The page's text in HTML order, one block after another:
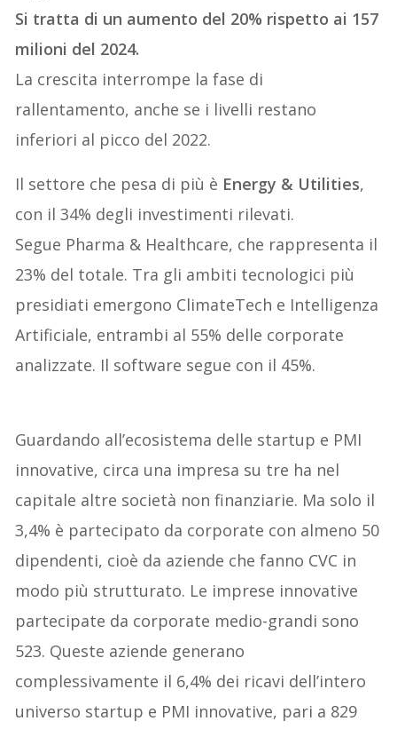
Si tratta di un aumento del 20% rispetto ai 157
milioni del 2024.
La crescita interrompe la fase di
rallentamento, anche se i livelli restano
inferiori al picco del 2022.
Il settore che pesa di più è Energy & Utilities,
con il 34% degli investimenti rilevati.
Segue Pharma & Healthcare, che rappresenta il
23% del totale. Tra gli ambiti tecnologici più
presidiati emergono ClimateTech e Intelligenza
Artificiale, entrambi al 55% delle corporate
analizzate. Il software segue con il 45%.
Guardando all’ecosistema delle startup e PMI
innovative, circa una impresa su tre ha nel
capitale altre società non finanziarie. Ma solo il
3,4% è partecipato da corporate con almeno 50
dipendenti, cioè da aziende che fanno CVC in
modo più strutturato. Le imprese innovative
partecipate da corporate medio-grandi sono
523. Queste aziende generano
complessivamente il 6,4% dei ricavi dell’intero
universo startup e PMI innovative, pari a 829